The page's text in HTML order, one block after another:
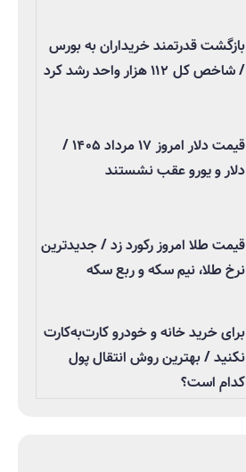
بازگشت قدرتمند خریداران به بورس
/ شاخص کل ۱۱۲ هزار واحد رشد کرد
قیمت دلار امروز ۱۷ مرداد ۱۴۰۵ /
دلار و یورو عقب نشستند
قیمت طلا امروز رکورد زد / جدیدترین
نرخ طلا، نیم سکه و ربع سکه
برای خرید خانه و خودرو کارت‌به‌کارت
نکنید / بهترین روش انتقال پول
کدام است؟